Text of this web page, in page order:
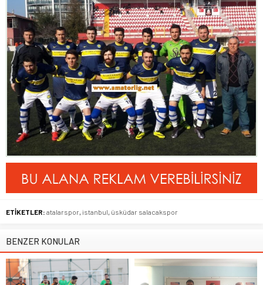
ETİKETLER: atalarspor, istanbul, üsküdar salacakspor
BENZER KONULAR